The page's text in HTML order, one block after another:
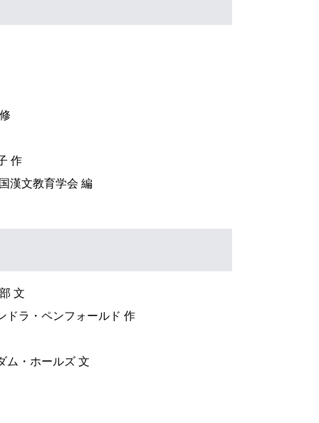
作
漢文教育学会 編
文
ドラ・ペンフォールド 作
ム・ホールズ 文